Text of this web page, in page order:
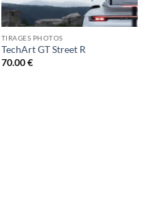
TIRAGES PHOTOS
TechArt GT Street R
70.00€